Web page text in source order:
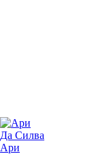
Да Силва
Ари